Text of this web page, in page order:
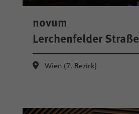
novum
Lerchenfelder Straße
Wien (7. Bezirk)